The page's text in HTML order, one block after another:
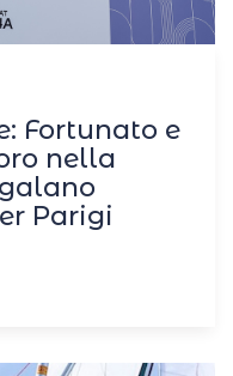
Fortunato e
nella
Parigi